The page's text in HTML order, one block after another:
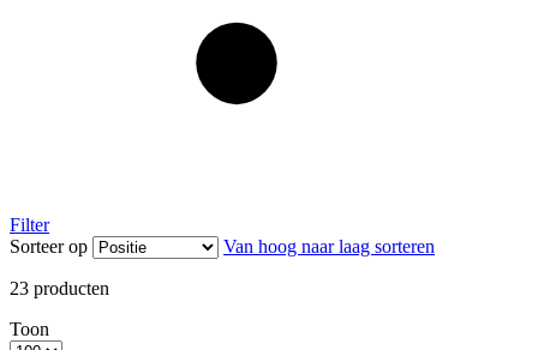
Filter
Sorteer op
Van hoog naar laag sorteren
23 producten
Toon